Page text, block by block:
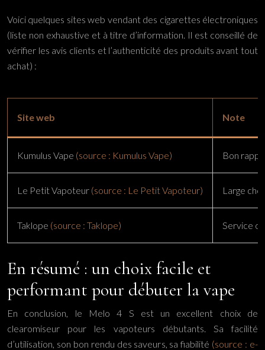
Voici quelques sites web vendant des cigarettes électroniques
(liste non exhaustive et à titre d’information. Il est conseillé de
vérifier les avis clients et l’authenticité des produits avant tout
achat) :
Site web Note
Kumulus Vape (source : Kumulus Vape) Bon
Le Petit Vapoteur (source : Le Petit Vapoteur) Large
Taklope (source : Taklope) Service
En résumé : un choix facile et
performant pour débuter la vape
En conclusion, le Melo 4 S est un excellent choix de
clearomiseur pour les vapoteurs débutants. Sa facilité
d’utilisation, son bon rendu des saveurs, sa fiabilité (source : e-